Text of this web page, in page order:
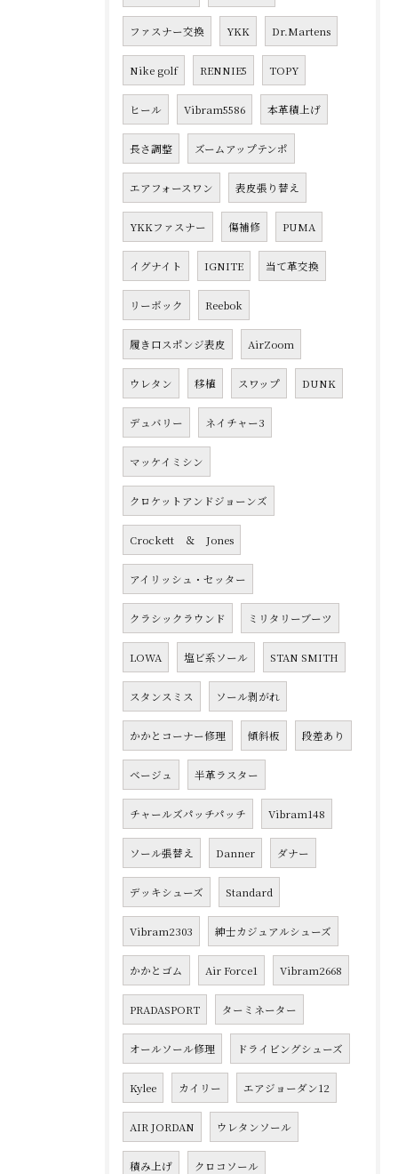
ファスナー交換 YKK Dr.Martens
Nike golf RENNIE5 TOPY
ヒール Vibram5586 本革積上げ
長さ調整 ズームアップテンポ
エアフォースワン 表皮張り替え
YKKファスナー 傷補修 PUMA
イグナイト IGNITE 当て革交換
リーボック Reebok
履き口スポンジ表皮 AirZoom
ウレタン 移植 スワップ DUNK
デュバリー ネイチャー3
マッケイミシン
クロケットアンドジョーンズ
Crockett ＆ Jones
アイリッシュ・セッター
クラシックラウンド ミリタリーブーツ
LOWA 塩ビ系ソール STAN SMITH
スタンスミス ソール剥がれ
かかとコーナー修理 傾斜板 段差あり
ベージュ 半革ラスター
チャールズパッチパッチ Vibram148
ソール張替え Danner ダナー
デッキシューズ Standard
Vibram2303 紳士カジュアルシューズ
かかとゴム Air Force1 Vibram2668
PRADASPORT ターミネーター
オールソール修理 ドライビングシューズ
Kylee カイリー エアジョーダン12
AIR JORDAN ウレタンソール
積み上げ クロコソール